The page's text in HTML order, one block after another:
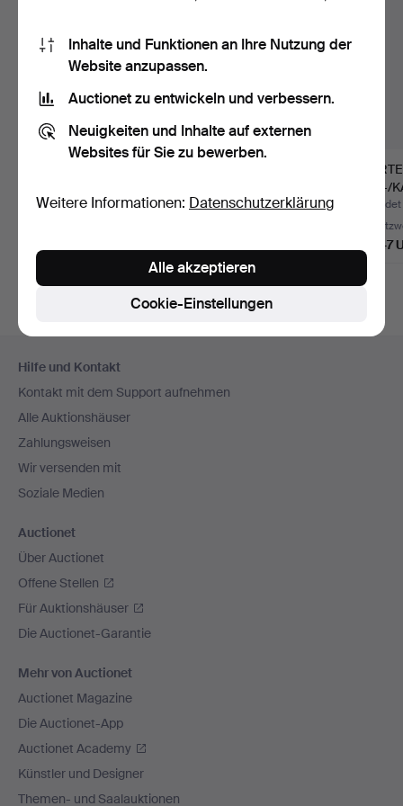
Beendet 17. Jul 2026
MILCH- UND SIRUPK…
Beendet 17. Jul 2026
TEE-/
4.047
Navigation
Hilfe und Kontakt
Kontakt mit dem Support aufnehmen
Alle Auktionshäuser
Zahlungsweisen
Wir versenden mit
Soziale Medien
Auctionet
Über Auctionet
Offene Stellen
Für Auktionshäuser
Die Auctionet-Garantie
Mehr von Auctionet
Auctionet Magazine
Die Auctionet-App
Auctionet Academy
Künstler und Designer
Themen- und Saalauktionen
Inhalte und Funktionen an Ihre Nutzung der
Website anzupassen.
Auctionet zu entwickeln und verbessern.
Neuigkeiten und Inhalte auf externen
Websites für Sie zu bewerben.
Weitere Informationen: Datenschutzerklärung
Cookie-Einstellungen
Alle akzeptieren